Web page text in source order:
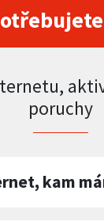
poruchy
kam